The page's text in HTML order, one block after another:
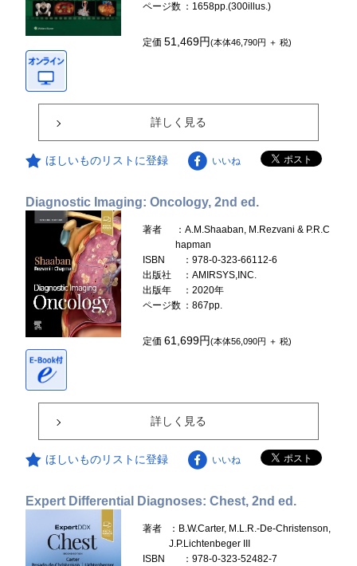
ページ数 ：1658pp.(300illus.)
定価51,469円(本体46,790円 ＋ 税)
詳しく見る
ほしいものリストに登録 いいね
Diagnostic Imaging: Oncology, 2nd ed.
著者
：A.M.Shaaban, M.Rezvani & P.R.C
hapman
ISBN
：978-0-323-66112-6
出版社
：AMIRSYS,INC.
出版年
：2020年
ページ数 ：867pp.
定価61,699円(本体56,090円 ＋ 税)
詳しく見る
ほしいものリストに登録 いいね
Expert Differential Diagnoses: Chest, 2nd ed.
著者
：B.W.Carter, M.L.R.-De-Christenson,
J.P.Lichtenbeger III
ISBN
：978-0-323-52482-7